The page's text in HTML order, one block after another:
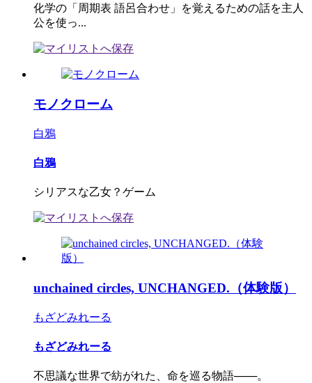
化学の「周期表 語呂合わせ」を覚えるための話を主人
公を使っ...
モノクローム
白鴉
白鴉
シリアスな乙女？ゲーム
unchained circles, UNCHANGED.（体験版）
もざどみれーる
もざどみれーる
不思議な世界で紡がれた、命を巡る物語───。